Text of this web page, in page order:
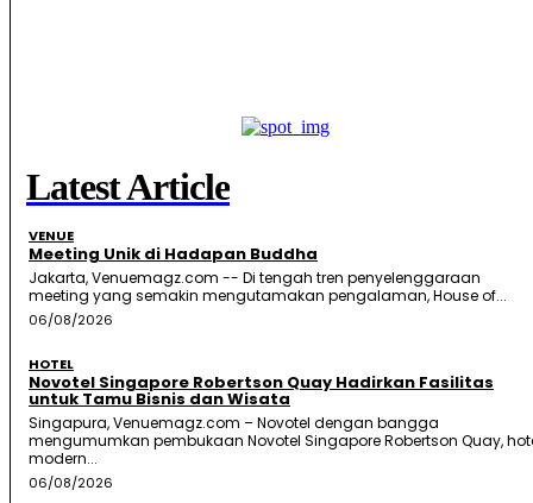
Latest Article
VENUE
Meeting Unik di Hadapan Buddha
Jakarta, Venuemagz.com -- Di tengah tren penyelenggaraan
meeting yang semakin mengutamakan pengalaman, House of...
06/08/2026
HOTEL
Novotel Singapore Robertson Quay Hadirkan Fasilitas
untuk Tamu Bisnis dan Wisata
Singapura, Venuemagz.com – Novotel dengan bangga
mengumumkan pembukaan Novotel Singapore Robertson Quay,
modern...
06/08/2026